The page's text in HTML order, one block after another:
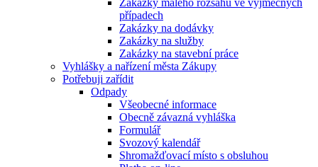
Zakázky malého rozsahu ve výjmečných
případech
Zakázky na dodávky
Zakázky na služby
Zakázky na stavební práce
Vyhlášky a nařízení města Zákupy
Potřebuji zařídit
Odpady
Všeobecné informace
Obecně závazná vyhláška
Formulář
Svozový kalendář
Shromažďovací místo s obsluhou